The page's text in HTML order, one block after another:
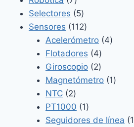
productos
Selectores 55
productos
Sensores 112112
productos
Acelerómetro 44
Flotadores 44
productos
Giroscopio 22
productos
Magnetómetro 11
NTC 22
productos
PT1000 11
producto
Seguidores de línea 1